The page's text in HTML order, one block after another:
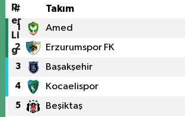
# Takım
1 Amed
2 Erzurumspor FK
3 Başakşehir
4 Kocaelispor
5 Beşiktaş